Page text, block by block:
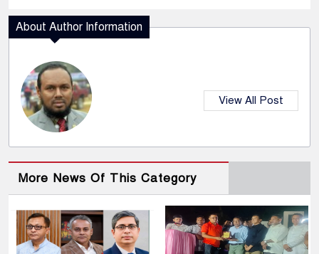
About Author Information
View All Post
More News Of This Category